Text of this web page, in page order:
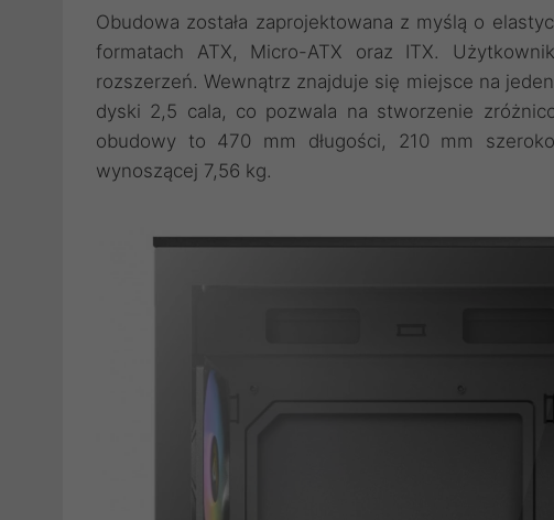
Obudowa została zaprojektowana z myślą o
formatach ATX, Micro-ATX oraz ITX.
rozszerzeń. Wewnątrz znajduje się miejsce na
dyski 2,5 cala, co pozwala na stworzenie
obudowy to 470 mm długości, 210 mm
wynoszącej 7,56 kg.